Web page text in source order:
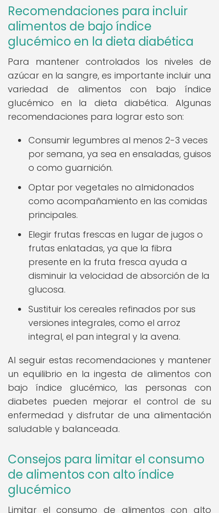
Recomendaciones para incluir
alimentos de bajo índice
glucémico en la dieta diabética
Para mantener controlados los niveles de
azúcar en la sangre, es importante incluir una
variedad de alimentos con bajo índice
glucémico en la dieta diabética. Algunas
recomendaciones para lograr esto son:
Consumir legumbres al menos 2-3 veces
por semana, ya sea en ensaladas, guisos
o como guarnición.
Optar por vegetales no almidonados
como acompañamiento en las comidas
principales.
Elegir frutas frescas en lugar de jugos o
frutas enlatadas, ya que la fibra
presente en la fruta fresca ayuda a
disminuir la velocidad de absorción de la
glucosa.
Sustituir los cereales refinados por sus
versiones integrales, como el arroz
integral, el pan integral y la avena.
Al seguir estas recomendaciones y mantener
un equilibrio en la ingesta de alimentos con
bajo índice glucémico, las personas con
diabetes pueden mejorar el control de su
enfermedad y disfrutar de una alimentación
saludable y balanceada.
Consejos para limitar el consumo
de alimentos con alto índice
glucémico
Limitar el consumo de alimentos con alto